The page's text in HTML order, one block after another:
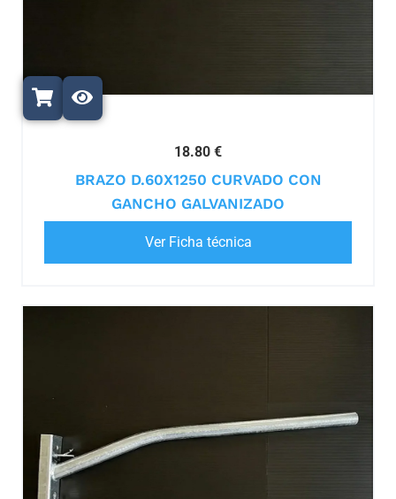
18.80 €
BRAZO D.60X1250 CURVADO CON
GANCHO GALVANIZADO
Ver Ficha técnica